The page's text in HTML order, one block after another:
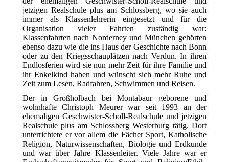
jetzigen Realschule plus am Schlossberg, wo sie auch
immer als Klassenlehrerin eingesetzt und für die
Organisation vieler Fahrten zuständig war:
Klassenfahrten nach Norderney und München gehörten
ebenso dazu wie die ins Haus der Geschichte nach Bonn
oder zu den Kriegsschauplätzen nach Verdun. In ihren
Endlosferien wird sie nun mehr Zeit für ihre Familie und
ihr Enkelkind haben und wünscht sich mehr Ruhe und
Zeit zum Lesen, Radfahren, Schwimmen und Reisen.
Der in Großholbach bei Montabaur geborene und
wohnhafte Christoph Meurer war seit 1993 an der
ehemaligen Geschwister-Scholl-Realschule und jetzigen
Realschule plus am Schlossberg Westerburg tätig. Dort
unterrichtete er vor allem die Fächer Sport, Katholische
Religion, Naturwissenschaften, Biologie und Erdkunde
und war über Jahre Klassenleiter. Viele Jahre war er